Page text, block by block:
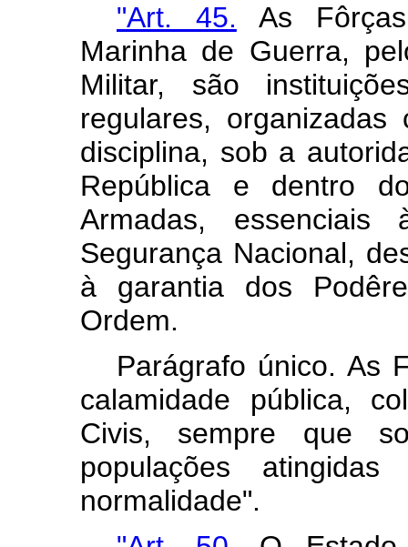
"Art. 45. As
Marinha de Guerra,
Militar, são
regulares,
disciplina, sob a
República e dentro
Armadas,
Segurança Nacional,
à garantia dos
Ordem.
Parágrafo único. As
calamidade pública,
Civis, sempre que
populações
normalidade".